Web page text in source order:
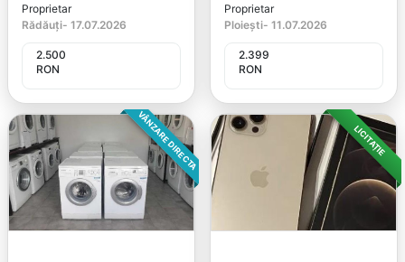
Proprietar
Rădăuți- 17.07.2026
2.500
RON
Proprietar
Ploiești- 11.07.2026
2.399
RON
VÂNZARE DIRECTA LICITAȚIE